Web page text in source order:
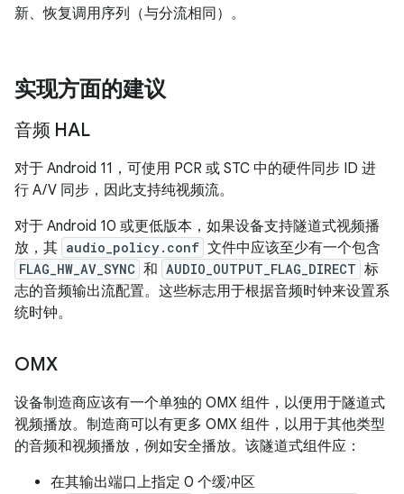
新、恢复调用序列（与分流相同）。
实现方面的建议
音频 HAL
对于 Android 11，可使用 PCR 或 STC 中的硬件同步 ID 进
行 A/V 同步，因此支持纯视频流。
对于 Android 10 或更低版本，如果设备支持隧道式视频播
放，其 audio_policy.conf 文件中应该至少有一个包含
FLAG_HW_AV_SYNC 和 AUDIO_OUTPUT_FLAG_DIRECT 标
志的音频输出流配置。这些标志用于根据音频时钟来设置系
统时钟。
OMX
设备制造商应该有一个单独的 OMX 组件，以便用于隧道式
视频播放。制造商可以有更多 OMX 组件，以用于其他类型
的音频和视频播放，例如安全播放。该隧道式组件应：
在其输出端口上指定 0 个缓冲区